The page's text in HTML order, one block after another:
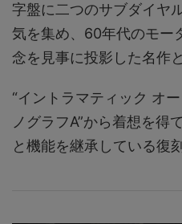
字盤に二つのサブダイヤ
気を集め、60年代のモー
念を見事に投影した名作
“イントラマティック オ
ノグラフA”から着想を得
と機能を継承している復